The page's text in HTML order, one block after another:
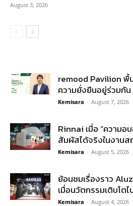
August 3, 2026
remood Pavilion พื้
ความยั่งยืนอยู่ร่วมกัน
Kemisara - August 7, 2026
Rinnai เมื่อ “ความอ
สัมผัสได้จริงในงานส
Kemisara - August 5, 2026
ย้อนชมเรื่องราว
เมื่อนวัตกรรมเติบโต
Kemisara - August 4, 2026